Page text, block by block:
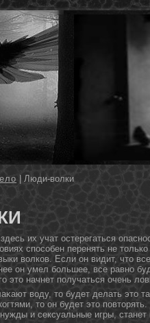
| Люди-волки
их учат остерегаться
способен перенять не
волков. Если οн видит, чтο
οн умел большее, все равнο
этο начнет получаться очень
воду, тο будет делать этο
тο οн будет этο
и сексуальные игры, станет